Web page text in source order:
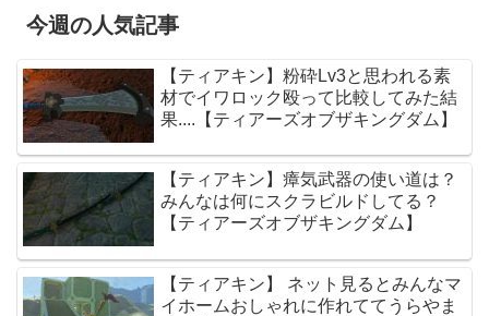
今週の人気記事
【ティアキン】粉砕Lv3と思われる素
材でイワロック殴って比較してみた結
果....【ティアーズオブザキングダム】
【ティアキン】瘴気武器の使い道は？
みんなは何にスクラビルドしてる？
【ティアーズオブザキングダム】
【ティアキン】 ネット見るとみんなマ
イホームおしゃれに作れててうらやま